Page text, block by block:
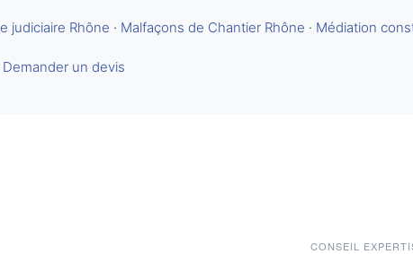
judiciaire Rhône · Malfaçons de Chantier Rhône · Médiation
Demander un devis
CONSEIL